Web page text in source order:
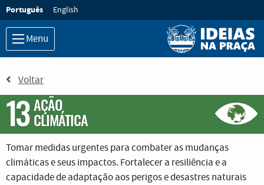
Ir para o conteúdo principal
Idioma:
Português English
Menu
Voltar
13 AÇÃO
CLIMÁTICA
Tomar medidas urgentes para combater as mudanças
climáticas e seus impactos. Fortalecer a resiliência e a
capacidade de adaptação aos perigos e desastres naturais